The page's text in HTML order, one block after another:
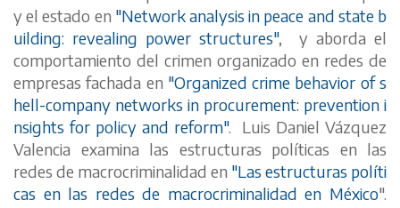
y el estado en "Network analysis in peace and state b
uilding: revealing power structures", y aborda el
comportamiento del crimen organizado en redes de
empresas fachada en "Organized crime behavior of s
hell-company networks in procurement: prevention i
nsights for policy and reform". Luis Daniel Vázquez
Valencia examina las estructuras políticas en las
redes de macrocriminalidad en "Las estructuras políti
cas en las redes de macrocriminalidad en México".